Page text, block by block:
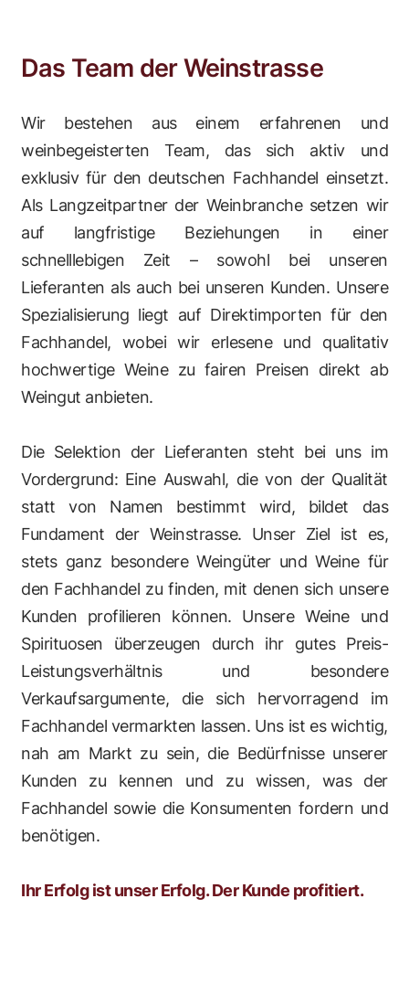
Das Team der Weinstrasse
Wir bestehen aus einem erfahrenen und
weinbegeisterten Team, das sich aktiv und
exklusiv für den deutschen Fachhandel einsetzt.
Als Langzeitpartner der Weinbranche setzen wir
auf langfristige Beziehungen in einer
schnelllebigen Zeit – sowohl bei unseren
Lieferanten als auch bei unseren Kunden. Unsere
Spezialisierung liegt auf Direktimporten für den
Fachhandel, wobei wir erlesene und qualitativ
hochwertige Weine zu fairen Preisen direkt ab
Weingut anbieten.
Die Selektion der Lieferanten steht bei uns im
Vordergrund: Eine Auswahl, die von der Qualität
statt von Namen bestimmt wird, bildet das
Fundament der Weinstrasse. Unser Ziel ist es,
stets ganz besondere Weingüter und Weine für
den Fachhandel zu finden, mit denen sich unsere
Kunden profilieren können. Unsere Weine und
Spirituosen überzeugen durch ihr gutes Preis-
Leistungsverhältnis und besondere
Verkaufsargumente, die sich hervorragend im
Fachhandel vermarkten lassen. Uns ist es wichtig,
nah am Markt zu sein, die Bedürfnisse unserer
Kunden zu kennen und zu wissen, was der
Fachhandel sowie die Konsumenten fordern und
benötigen.
Ihr Erfolg ist unser Erfolg. Der Kunde profitiert.